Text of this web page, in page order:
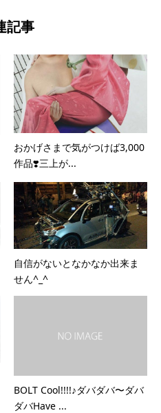
記事
おかげさまで気がつけば3,000
作品❣️三上が...
自信がないとなかなか出来ま
せん^_^
BOLT Cool!!!!♪ダバダバ〜ダバ
ダバHave ...